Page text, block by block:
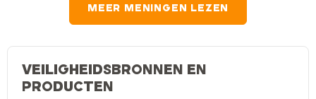
MEER MENINGEN LEZEN
VEILIGHEIDSBRONNEN EN
PRODUCTEN